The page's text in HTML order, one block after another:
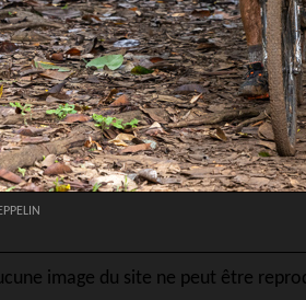
image du site ne peut être